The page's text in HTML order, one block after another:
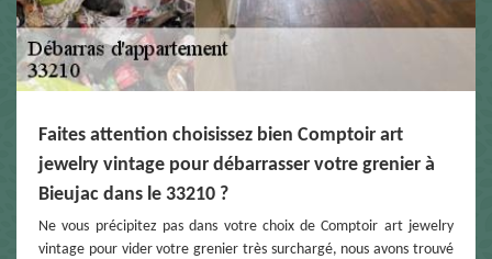
Faites attention choisissez bien Comptoir art
jewelry vintage pour débarrasser votre grenier à
Bieujac dans le 33210 ?
Ne vous précipitez pas dans votre choix de Comptoir art jewelry
vintage pour vider votre grenier très surchargé, nous avons trouvé